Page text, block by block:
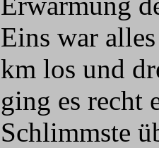
Eins war
km los und
ging es recht
Schlimmste